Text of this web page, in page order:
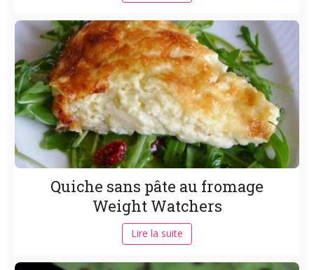
Quiche sans pâte au fromage
Weight Watchers
Lire la suite